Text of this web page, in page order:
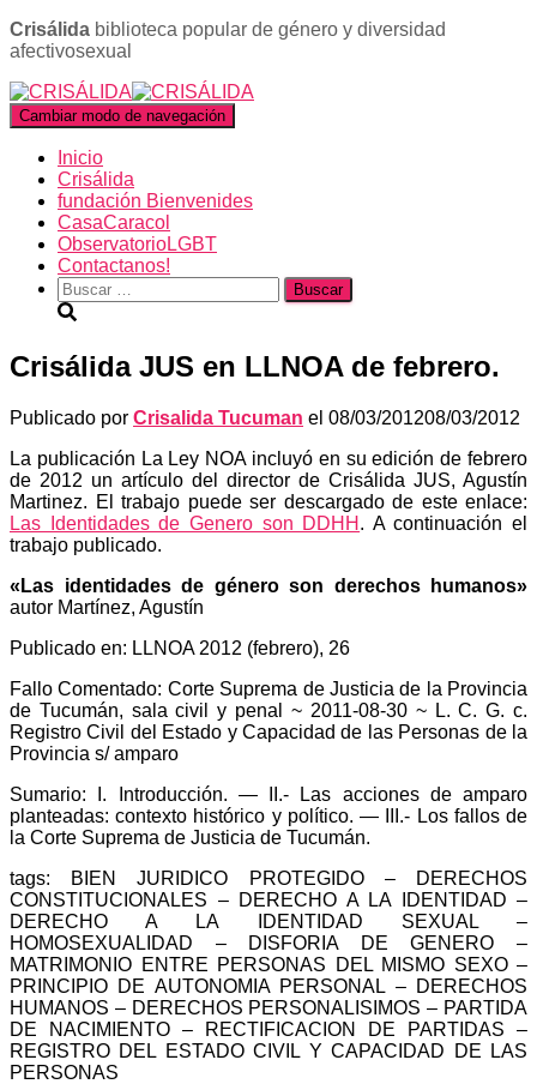
Crisálida biblioteca popular de género y diversidad
afectivosexual
Cambiar modo de navegación
Inicio
Crisálida
fundación Bienvenides
CasaCaracol
ObservatorioLGBT
Contactanos!
Buscar:
Crisálida JUS en LLNOA de febrero.
Publicado por Crisalida Tucuman el 08/03/201208/03/2012
La publicación La Ley NOA incluyó en su edición de febrero
de 2012 un artículo del director de Crisálida JUS, Agustín
Martinez. El trabajo puede ser descargado de este enlace:
Las Identidades de Genero son DDHH . A continuación el
trabajo publicado.
«Las identidades de género son derechos humanos»
autor Martínez, Agustín
Publicado en: LLNOA 2012 (febrero), 26
Fallo Comentado: Corte Suprema de Justicia de la Provincia
de Tucumán, sala civil y penal ~ 2011-08-30 ~ L. C. G. c.
Registro Civil del Estado y Capacidad de las Personas de la
Provincia s/ amparo
Sumario: I. Introducción. — II.- Las acciones de amparo
planteadas: contexto histórico y político. — III.- Los fallos de
la Corte Suprema de Justicia de Tucumán.
tags: BIEN JURIDICO PROTEGIDO – DERECHOS
CONSTITUCIONALES – DERECHO A LA IDENTIDAD –
DERECHO A LA IDENTIDAD SEXUAL –
HOMOSEXUALIDAD – DISFORIA DE GENERO –
MATRIMONIO ENTRE PERSONAS DEL MISMO SEXO –
PRINCIPIO DE AUTONOMIA PERSONAL – DERECHOS
HUMANOS – DERECHOS PERSONALISIMOS – PARTIDA
DE NACIMIENTO – RECTIFICACION DE PARTIDAS –
REGISTRO DEL ESTADO CIVIL Y CAPACIDAD DE LAS
PERSONAS